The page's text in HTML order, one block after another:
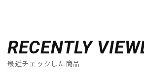
RECENTLY
最近チェックした商品